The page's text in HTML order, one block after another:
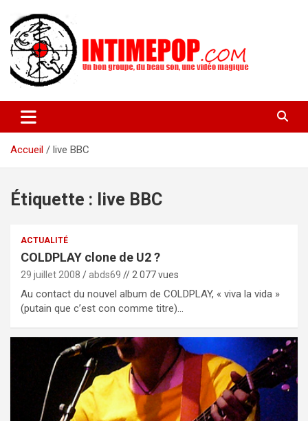
contenu
intimepop.com
actuelles pop rock, post-rock, indé sur Lyon. rock pop concert
lyon
Accueil
live BBC
Étiquette : live BBC
ACTUALITÉ
COLDPLAY clone de U2 ?
29 juillet 2008 abds69 // 2 077 vues
Au contact du nouvel album de COLDPLAY, « viva la vida »
(putain que c’est con comme titre)…